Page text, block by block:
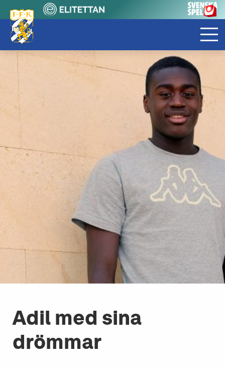
Adil med sina
drömmar